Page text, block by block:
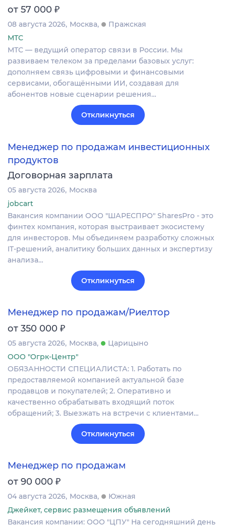
от 57 000 ₽
08 августа 2026 Москва
Пражская
МТС
МТС — ведущий оператор связи в России. Мы
развиваем телеком за пределами базовых услуг:
дополняем связь цифровыми и финансовыми
сервисами, обогащёнными ИИ, создавая для
абонентов новые сценарии решения…
Откликнуться
Менеджер по продажам инвестиционных
продуктов
Договорная зарплата
05 августа 2026 Москва
jobcart
Вакансия компании ООО "ШАРЕСПРО" SharesPro - это
финтех компания, которая выстраивает экосистему
для инвесторов. Мы объединяем разработку сложных
IT‑решений, аналитику больших данных и экспертизу
анализа…
Откликнуться
Менеджер по продажам/Риелтор
от 350 000 ₽
05 августа 2026 Москва
Царицыно
ООО "Огрк-Центр"
ОБЯЗАННОСТИ СПЕЦИАЛИСТА: 1. Работать по
предоставляемой компанией актуальной базе
продавцов и покупателей; 2. Оперативно и
качественно обрабатывать входящий поток
обращений; 3. Выезжать на встречи с клиентами…
Откликнуться
Менеджер по продажам
от 90 000 ₽
04 августа 2026 Москва
Южная
Джейкет, сервис размещения объявлений
Вакансия компании: ООО "ЦПУ" На сегодняшний день